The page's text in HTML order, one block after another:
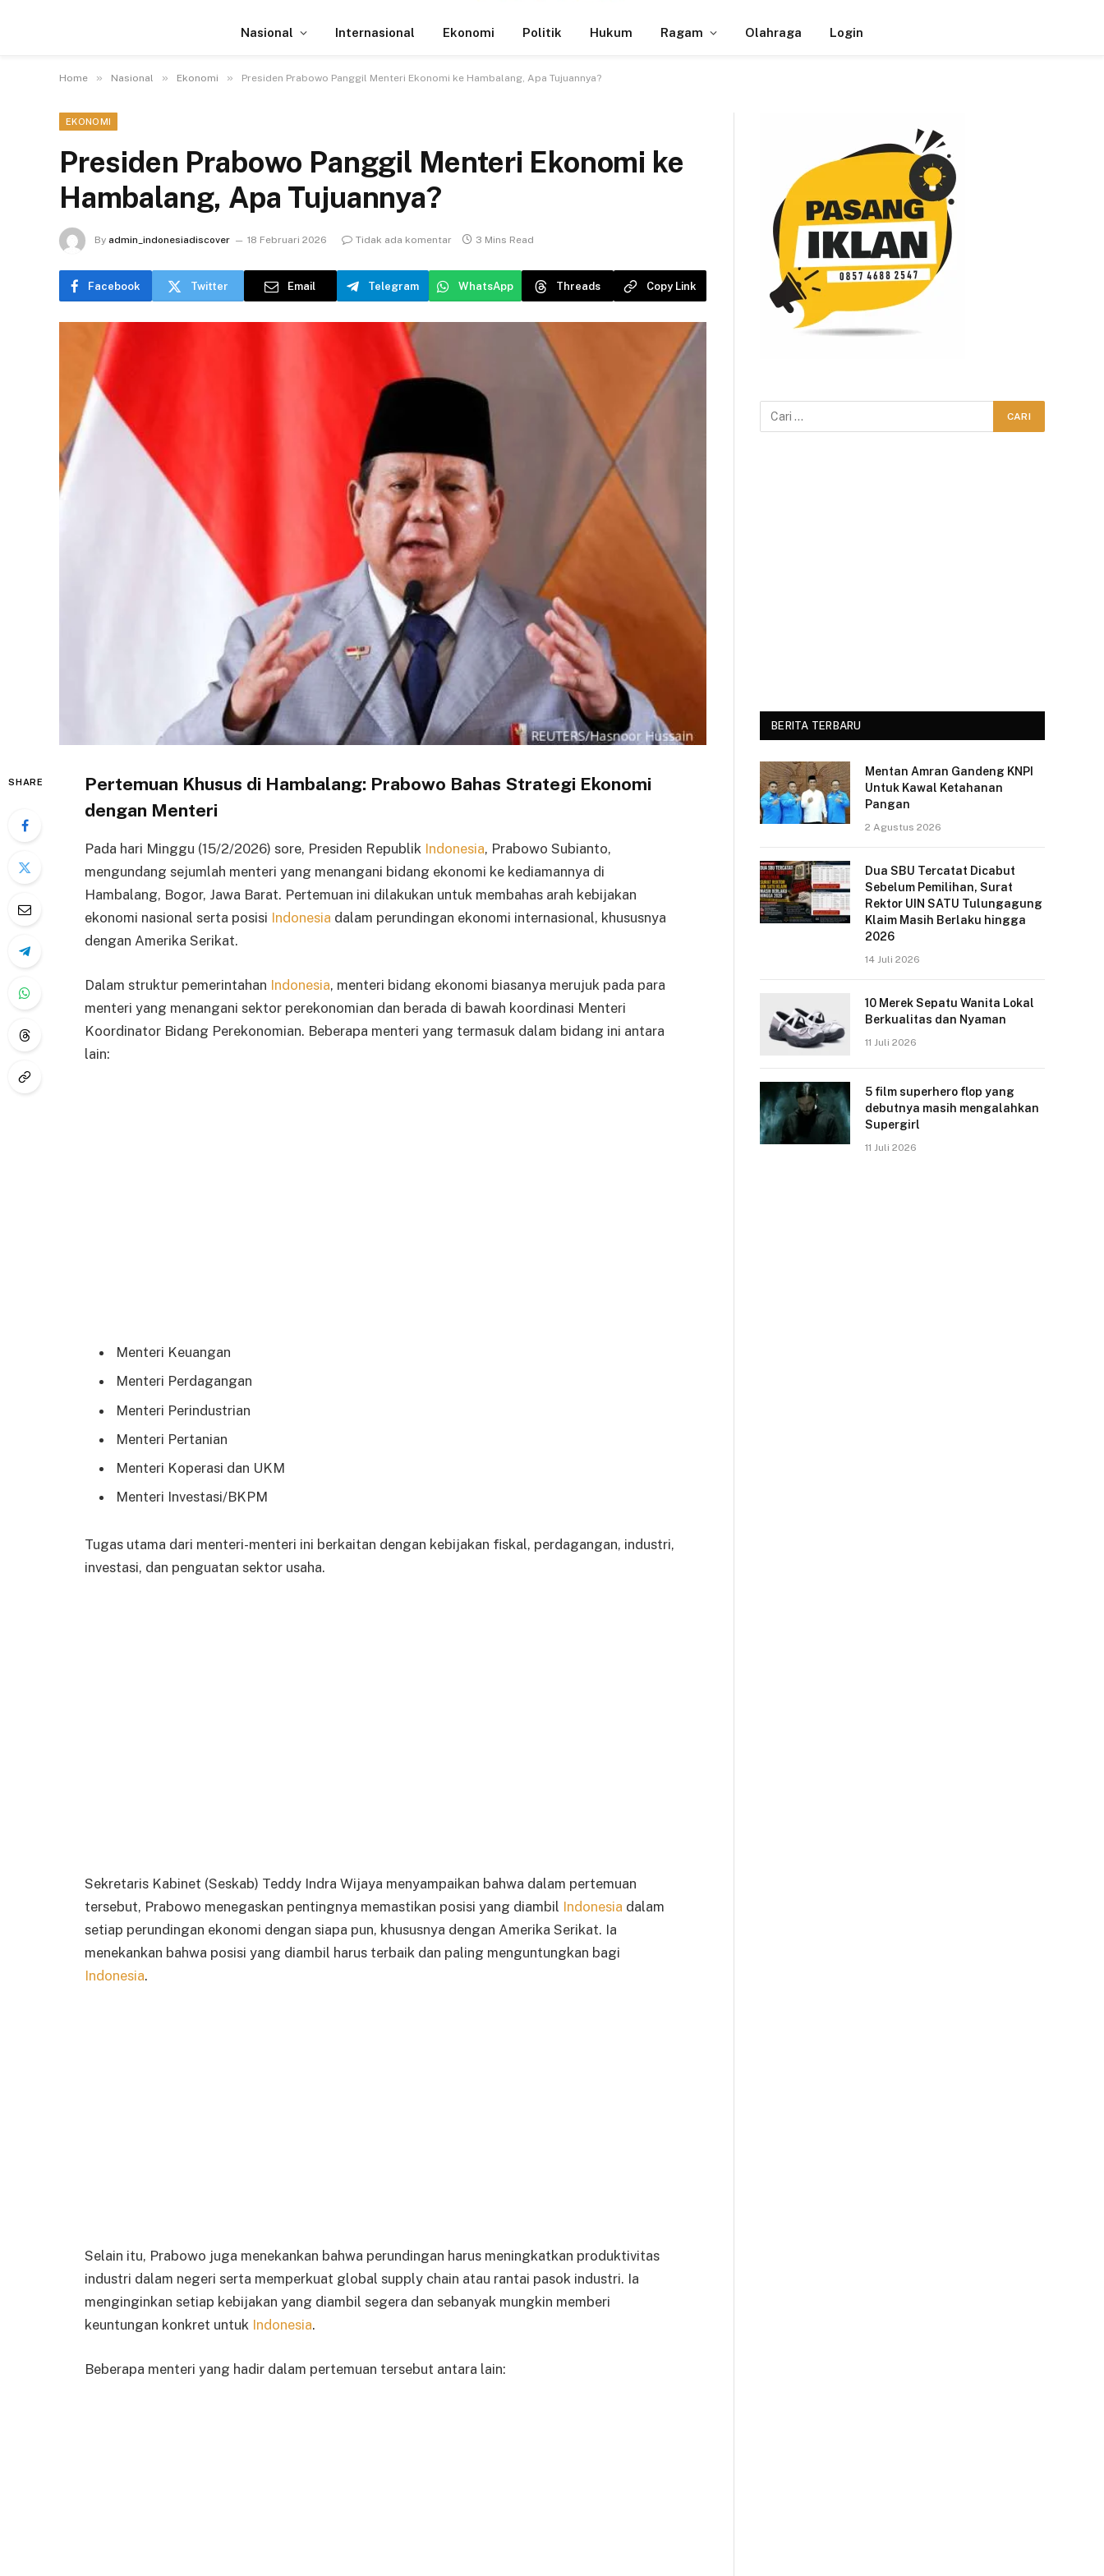
Nasional Internasional Ekonomi Politik Hukum Ragam Olahraga Login
Home » Nasional » Ekonomi » Presiden Prabowo Panggil Menteri Ekonomi ke Hambalang, Apa Tujuannya?
EKONOMI
Presiden Prabowo Panggil Menteri Ekonomi ke
Hambalang, Apa Tujuannya?
By admin_indonesiadiscover 18 Februari 2026 Tidak ada komentar 3 Mins Read
Facebook Twitter Email Telegram WhatsApp Threads Copy Link
SHARE
Pertemuan Khusus di Hambalang: Prabowo Bahas Strategi Ekonomi
dengan Menteri
Pada hari Minggu (15/2/2026) sore, Presiden Republik Indonesia, Prabowo Subianto,
mengundang sejumlah menteri yang menangani bidang ekonomi ke kediamannya di
Hambalang, Bogor, Jawa Barat. Pertemuan ini dilakukan untuk membahas arah kebijakan
ekonomi nasional serta posisi Indonesia dalam perundingan ekonomi internasional, khususnya
dengan Amerika Serikat.
Dalam struktur pemerintahan Indonesia, menteri bidang ekonomi biasanya merujuk pada para
menteri yang menangani sektor perekonomian dan berada di bawah koordinasi Menteri
Koordinator Bidang Perekonomian. Beberapa menteri yang termasuk dalam bidang ini antara
lain:
Menteri Keuangan
Menteri Perdagangan
Menteri Perindustrian
Menteri Pertanian
Menteri Koperasi dan UKM
Menteri Investasi/BKPM
Tugas utama dari menteri-menteri ini berkaitan dengan kebijakan fiskal, perdagangan, industri,
investasi, dan penguatan sektor usaha.
Sekretaris Kabinet (Seskab) Teddy Indra Wijaya menyampaikan bahwa dalam pertemuan
tersebut, Prabowo menegaskan pentingnya memastikan posisi yang diambil Indonesia dalam
setiap perundingan ekonomi dengan siapa pun, khususnya dengan Amerika Serikat. Ia
menekankan bahwa posisi yang diambil harus terbaik dan paling menguntungkan bagi
Indonesia.
Selain itu, Prabowo juga menekankan bahwa perundingan harus meningkatkan produktivitas
industri dalam negeri serta memperkuat global supply chain atau rantai pasok industri. Ia
menginginkan setiap kebijakan yang diambil segera dan sebanyak mungkin memberi
keuntungan konkret untuk Indonesia.
Beberapa menteri yang hadir dalam pertemuan tersebut antara lain:
BERITA TERBARU
Mentan Amran Gandeng KNPI
Untuk Kawal Ketahanan
Pangan
2 Agustus 2026
Dua SBU Tercatat Dicabut
Sebelum Pemilihan, Surat
Rektor UIN SATU Tulungagung
Klaim Masih Berlaku hingga
2026
14 Juli 2026
10 Merek Sepatu Wanita Lokal
Berkualitas dan Nyaman
11 Juli 2026
5 film superhero flop yang
debutnya masih mengalahkan
Supergirl
11 Juli 2026